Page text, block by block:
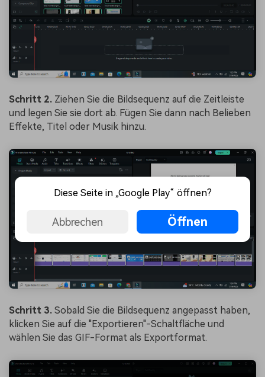
Schritt 2. Ziehen Sie die Bildsequenz auf die Zeitleiste
und legen Sie sie dort ab. Fügen Sie dann nach Belieben
Effekte, Titel oder Musik hinzu.
Schritt 3. Sobald Sie die Bildsequenz angepasst haben,
klicken Sie auf die "Exportieren"-Schaltfläche und
wählen Sie das GIF-Format als Exportformat.
Diese Seite in „Google Play“ öffnen?
Abbrechen Öffnen